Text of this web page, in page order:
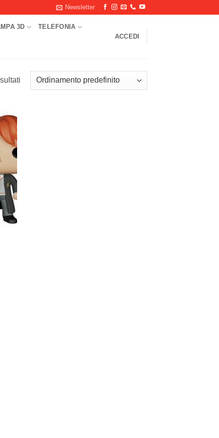
Newsletter
3D
TELEFONIA
ACCEDI